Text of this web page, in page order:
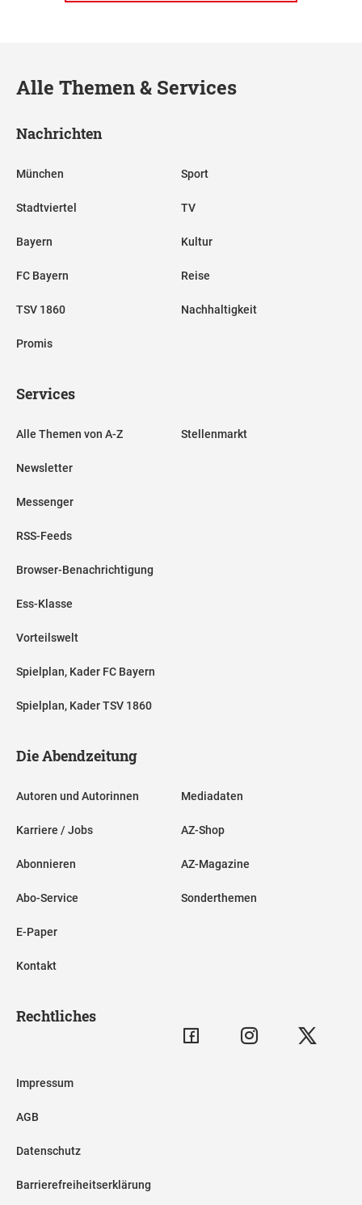
Alle Themen & Services
Nachrichten
München
Stadtviertel
Bayern
FC Bayern
TSV 1860
Promis
Sport
TV
Kultur
Reise
Nachhaltigkeit
Services
Alle Themen von A-Z
Newsletter
Messenger
RSS-Feeds
Browser-Benachrichtigung
Ess-Klasse
Vorteilswelt
Spielplan, Kader FC Bayern
Spielplan, Kader TSV 1860
Stellenmarkt
Die Abendzeitung
Autoren und Autorinnen
Karriere / Jobs
Abonnieren
Abo-Service
E-Paper
Kontakt
Mediadaten
AZ-Shop
AZ-Magazine
Sonderthemen
Rechtliches
Impressum
AGB
Datenschutz
Barrierefreiheitserklärung